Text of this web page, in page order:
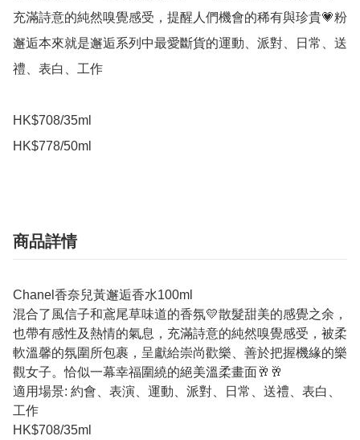
充滿詩意的純然嗅覺感受，提醒人們機會的稀有與珍貴💗粉
邂逅本來就是邂逅系列中最愛斷貨的運動、派對、日常、送
禮、表白、工作
HK$708/35ml
HK$778/50ml
商品詳情
Chanel香奈兒黃邂逅香水100ml
混合了風信子和鳶尾草味道的香氛💛散髮甜美的感覺之余，
也帶有感性及熱情的氣息，充滿詩意的純然嗅覺感受，被柔
軟溫馨的氛圍所包裹，呈獻給崇尚歡樂、善於把握機緣的樂
觀女子。恰似一幕幸福圍繞的絕美溫柔畫面🥂🥂
適用場景: 約會、表演、運動、派對、日常、送禮、表白、
工作
HK$708/35ml